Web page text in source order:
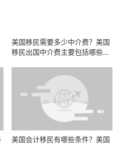
美国移民需要多少中介费？美国
移民出国中介费主要包括哪些项
移民美国需要多少资金投入？移